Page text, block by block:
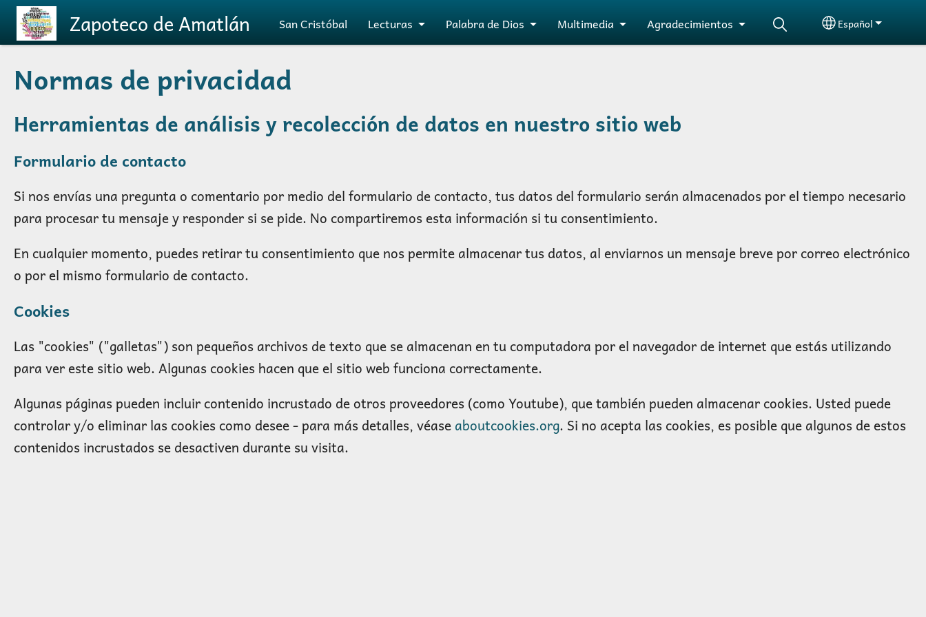
Pasar al contenido principal
Zapoteco de Amatlán San Cristóbal Lecturas Palabra de Dios Multimedia Agradecimientos Select your
Español
Normas de privacidad
Herramientas de análisis y recolección de datos en nuestro sitio web
Formulario de contacto
Si nos envías una pregunta o comentario por medio del formulario de contacto, tus datos del formulario serán almacenados por el tiempo necesario
para procesar tu mensaje y responder si se pide. No compartiremos esta información si tu consentimiento.
En cualquier momento, puedes retirar tu consentimiento que nos permite almacenar tus datos, al enviarnos un mensaje breve por correo electrónico
o por el mismo formulario de contacto.
Cookies
Las "cookies" ("galletas") son pequeños archivos de texto que se almacenan en tu computadora por el navegador de internet que estás utilizando
para ver este sitio web. Algunas cookies hacen que el sitio web funciona correctamente.
Algunas páginas pueden incluir contenido incrustado de otros proveedores (como Youtube), que también pueden almacenar cookies. Usted puede
controlar y/o eliminar las cookies como desee - para más detalles, véaseaboutcookies.org. Si no acepta las cookies, es posible que algunos de estos
contenidos incrustados se desactiven durante su visita.